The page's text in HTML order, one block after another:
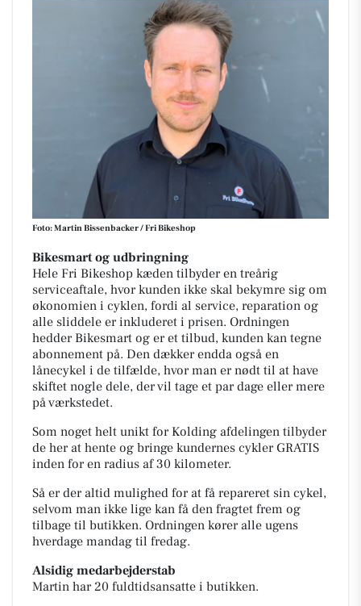
Foto: Martin Bissenbacker / Fri Bikeshop
Bikesmart og udbringning
Hele Fri Bikeshop kæden tilbyder en treårig
serviceaftale, hvor kunden ikke skal bekymre sig om
økonomien i cyklen, fordi al service, reparation og
alle sliddele er inkluderet i prisen. Ordningen
hedder Bikesmart og er et tilbud, kunden kan tegne
abonnement på. Den dækker endda også en
lånecykel i de tilfælde, hvor man er nødt til at have
skiftet nogle dele, der vil tage et par dage eller mere
på værkstedet.
Som noget helt unikt for Kolding afdelingen tilbyder
de her at hente og bringe kundernes cykler GRATIS
inden for en radius af 30 kilometer.
Så er der altid mulighed for at få repareret sin cykel,
selvom man ikke lige kan få den fragtet frem og
tilbage til butikken. Ordningen kører alle ugens
hverdage mandag til fredag.
Alsidig medarbejderstab
Martin har 20 fuldtidsansatte i butikken.